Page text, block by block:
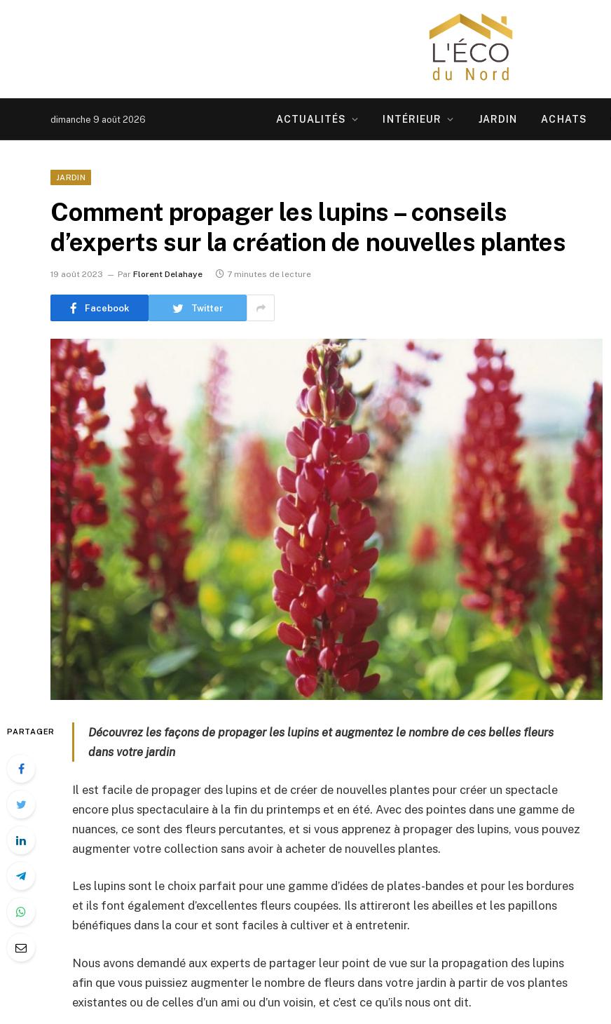
dimanche 9 août 2026 ACTUALITÉS INTÉRIEUR JARDIN ACHATS
JARDIN
Comment propager les lupins – conseils
d’experts sur la création de nouvelles plantes
19 août 2023 Par Florent Delahaye 7 minutes de lecture
Facebook Twitter
PARTAGER
Découvrez les façons de propager les lupins et augmentez le nombre de ces belles fleurs
dans votre jardin
Il est facile de propager des lupins et de créer de nouvelles plantes pour créer un spectacle
encore plus spectaculaire à la fin du printemps et en été. Avec des pointes dans une gamme de
nuances, ce sont des fleurs percutantes, et si vous apprenez à propager des lupins, vous pouvez
augmenter votre collection sans avoir à acheter de nouvelles plantes.
Les lupins sont le choix parfait pour une gamme d’idées de plates-bandes et pour les bordures
et ils font également d’excellentes fleurs coupées. Ils attireront les abeilles et les papillons
bénéfiques dans la cour et sont faciles à cultiver et à entretenir.
Nous avons demandé aux experts de partager leur point de vue sur la propagation des lupins
afin que vous puissiez augmenter le nombre de fleurs dans votre jardin à partir de vos plantes
existantes ou de celles d’un ami ou d’un voisin, et c’est ce qu’ils nous ont dit.